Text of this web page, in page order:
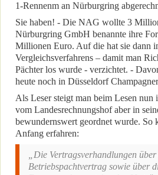
1-Rennenm an Nürburgring
Sie haben! - Die NAG wollte 3
Nürburgring GmbH benannte ihre
Millionen Euro. Auf die hat sie dann
Vergleichsverfahrens – damit man
Pächter los wurde - verzichtet. -
heute noch in Düsseldorf
Als Leser steigt man beim Lesen nun
vom Landesrechnungshof aber in
bewundernswert geordnet wurde. So
Anfang erfahren:
„Die Vertragsverhandlungen über
Betriebspachtvertrag sowie über